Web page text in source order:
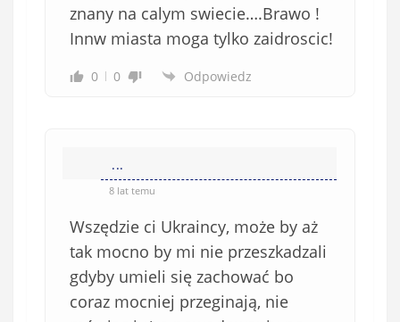
znany na calym swiecie….Brawo !
Innw miasta moga tylko zaidroscic!
0 0 Odpowiedz
...
8 lat temu
Wszędzie ci Ukraincy, może by aż
tak mocno by mi nie przeszkadzali
gdyby umieli się zachować bo
coraz mocniej przeginają, nie